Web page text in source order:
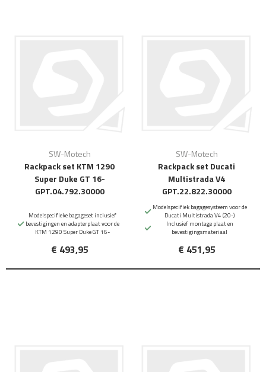
SW-Motech
Rackpack set KTM 1290
Super Duke GT 16-
GPT.04.792.30000
Modelspecifieke bagageset inclusief
bevestigingen en adapterplaat voor de
KTM 1290 Super Duke GT 16-
€ 493,95
SW-Motech
Rackpack set Ducati
Multistrada V4
GPT.22.822.30000
Modelspecifiek bagagesysteem voor de
Ducati Multistrada V4 (20-)
Inclusief montage plaat en
bevestigingsmateriaal
€ 451,95